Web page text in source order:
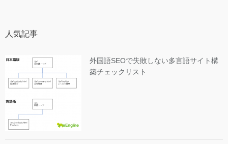
人気記事
外国語SEOで失敗しない多言語サイト構
築チェックリスト